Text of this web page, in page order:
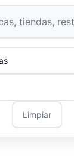
Limpiar